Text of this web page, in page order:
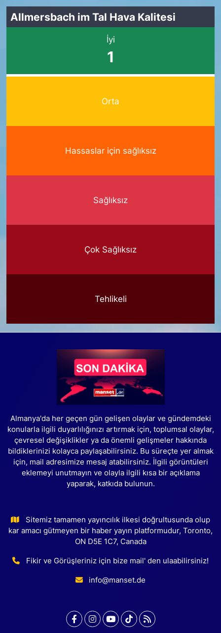
Allmersbach im Tal Hava Kalitesi
İyi
1
Orta
Hassaslar için sağlıksız
Sağlıksız
Çok Sağlıksız
Tehlikeli
Almanya'da her geçen gün gelişen olaylar ve gündemdeki
konularla ilgili duyarlılığınızı artırmak için, toplumsal olaylar,
çevresel değişiklikler ya da önemli gelişmeler hakkında
bildiklerinizi kolayca paylaşabilirsiniz. Bu süreçte yer almak
için, mail adresimize mesaj atabilirsiniz. İlgili görüntüleri
eklemeyi unutmayın ve olayla ilgili kısa bir açıklama
yaparak, katkıda bulunun.
Sitemiz tamamen yayıncılık ilkesi doğrultusunda olup
kar amacı gütmeyen bir haber yayın platformudur, Toronto,
ON D5E 1C7, Canada
Fikir ve Görüşleriniz için bize mail' den ulaabilirsiniz!
info@manset.de